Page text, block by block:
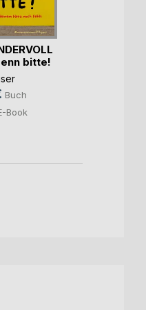
bitte!
Buch
Book